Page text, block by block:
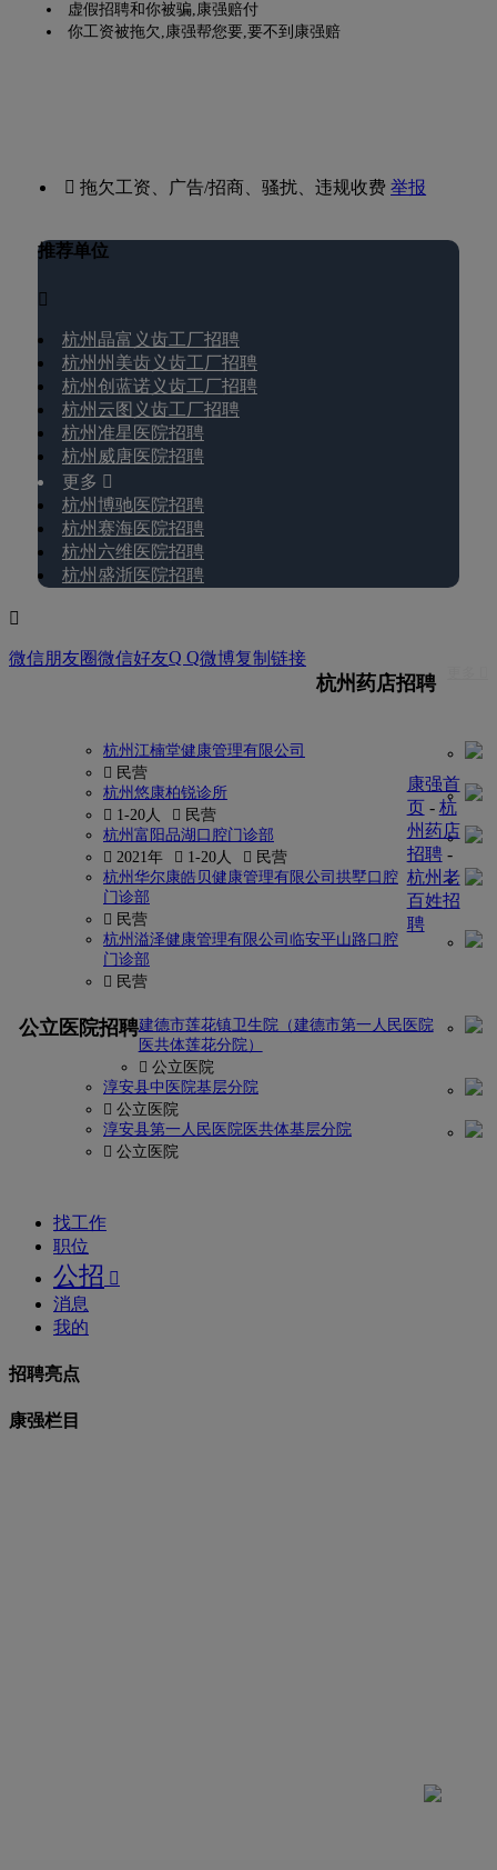
虚假招聘和你被骗,康强赔付
你工资被拖欠,康强帮您要,要不到康强赔
 拖欠工资、广告/招商、骚扰、违规收费举报
推荐单位

杭州晶富义齿工厂招聘
杭州州美齿义齿工厂招聘
杭州创蓝诺义齿工厂招聘
杭州云图义齿工厂招聘
杭州准星医院招聘
杭州威唐医院招聘
更多 
杭州博驰医院招聘
杭州赛海医院招聘
杭州六维医院招聘
杭州盛浙医院招聘

微信朋友圈微信好友Q Q微博复制链接
杭州药店招聘
杭州江楠堂健康管理有限公司
 民营
杭州悠康柏锐诊所
 1-20人
 民营
杭州富阳品湖口腔门诊部
 2021年
 1-20人
 民营
杭州华尔康皓贝健康管理有限公司拱墅口腔
门诊部
 民营
杭州溢泽健康管理有限公司临安平山路口腔
门诊部
 民营
公立医院招聘建德市莲花镇卫生院（建德市第一人民医院
医共体莲花分院）
 公立医院
淳安县中医院基层分院
 公立医院
淳安县第一人民医院医共体基层分院
 公立医院
康强首
页- 杭
州药店
招聘-
杭州老
百姓招
聘
密
强
找工作
职位
公招 
消息
我的
招聘亮点
康强栏目